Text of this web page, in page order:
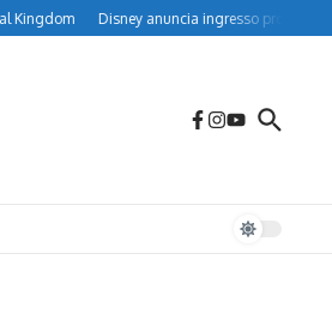
Disney anuncia ingresso promocional de 2